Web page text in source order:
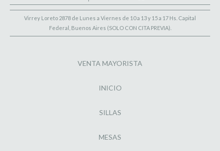
Virrey Loreto 2878 de Lunes a Viernes de 10 a 13 y 15 a 17 Hs. Capital
Federal, Buenos Aires (SOLO CON CITA PREVIA).
VENTA MAYORISTA
INICIO
SILLAS
MESAS